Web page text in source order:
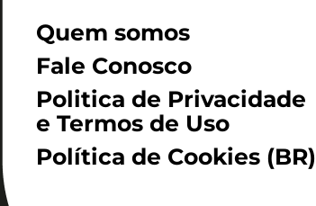
Quem somos
Fale Conosco
Politica de Privacidade
e Termos de Uso
Política de Cookies (BR)